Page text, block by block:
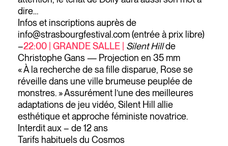
dire…
Infos et inscriptions auprès de
info@strasbourgfestival.com (entrée à prix libre)
–22:00 | GRANDE SALLE | Silent Hillde
Christophe Gans — Projection en 35 mm
« À la recherche de sa fille disparue, Rose se
réveille dans une ville brumeuse peuplée de
monstres. » Assurément l’une des meilleures
adaptations de jeu vidéo, Silent Hill allie
esthétique et approche féministe novatrice.
Interdit aux – de 12 ans
Tarifs habituels du Cosmos